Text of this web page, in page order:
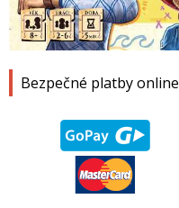
Bezpečné platby online